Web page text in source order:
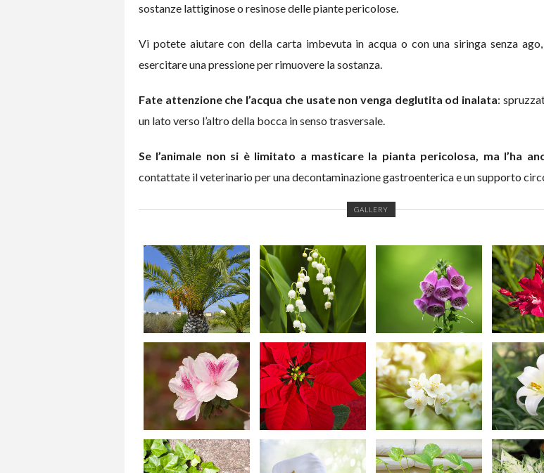
sostanze lattiginose o resinose delle piante pericolose.
Vi potete aiutare con della carta imbevuta in acqua o con una siringa senza
esercitare una pressione per rimuovere la sostanza.
Fate attenzione che l’acqua che usate non venga deglutita od inalata:
un lato verso l’altro della bocca in senso trasversale.
Se l’animale non si è limitato a masticare la pianta pericolosa, ma l’ha
contattate il veterinario per una decontaminazione gastroenterica e un supporto
GALLERY